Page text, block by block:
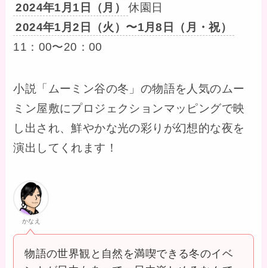
2024年1月1日（月）
休園日
2024年1月2日（火）〜1月8日（月・祝）
11：00〜20：00
小説「ムーミン谷の冬」の物語を人気のムー
ミン屋敷にプロジェクションマッピングで映
し出され、鮮やかな光の彩りが幻想的な夜を
演出してくれます！
かなえ
物語の世界観と自然を満喫できる冬のイベ